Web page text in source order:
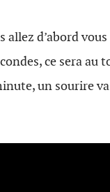
d’abord
ce sera au
un sourire